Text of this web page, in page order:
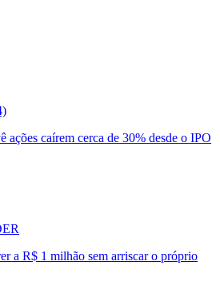
ações caírem cerca de 30% desde o IPO
a R$ 1 milhão sem arriscar o próprio